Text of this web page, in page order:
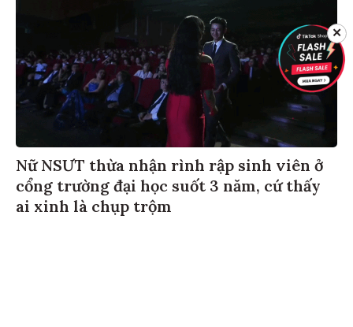
Nữ NSƯT thừa nhận rình rập sinh viên ở
cổng trường đại học suốt 3 năm, cứ thấy
ai xinh là chụp trộm
✕